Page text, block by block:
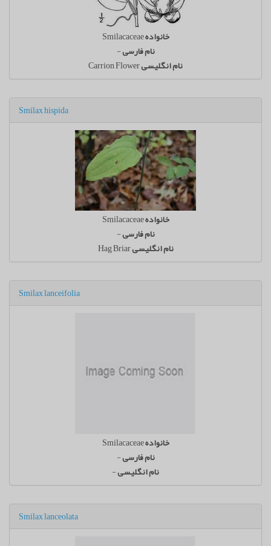
خانوادهSmilacaceae
نام فارسی-
نام انگلیسیCarrion Flower
Smilax hispida
خانوادهSmilacaceae
نام فارسی-
نام انگلیسیHag Briar
Smilax lanceifolia
خانوادهSmilacaceae
نام فارسی-
نام انگلیسی-
Smilax lanceolata